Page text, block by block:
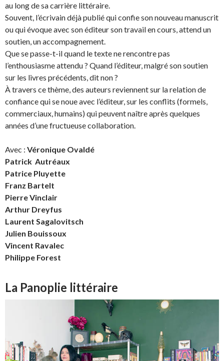
au long de sa carrière littéraire.
Souvent, l’écrivain déjà publié qui confie son nouveau manuscrit
ou qui évoque avec son éditeur son travail en cours, attend un
soutien, un accompagnement.
Que se passe-t-il quand le texte ne rencontre pas
l’enthousiasme attendu ? Quand l’éditeur, malgré son soutien
sur les livres précédents, dit non ?
À travers ce thème, des auteurs reviennent sur la relation de
confiance qui se noue avec l’éditeur, sur les conflits (formels,
commerciaux, humains) qui peuvent naître après quelques
années d’une fructueuse collaboration.
Avec : Véronique Ovaldé
Patrick Autréaux
Patrice Pluyette
Franz Bartelt
Pierre Vinclair
Arthur Dreyfus
Laurent Sagalovitsch
Julien Bouissoux
Vincent Ravalec
Philippe Forest
La Panoplie littéraire